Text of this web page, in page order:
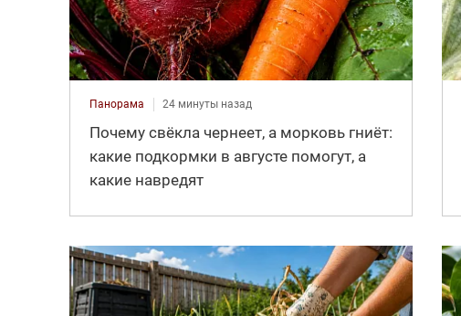
Панорама 24 минуты назад
Почему свёкла чернеет, а морковь гниёт:
какие подкормки в августе помогут, а
какие навредят